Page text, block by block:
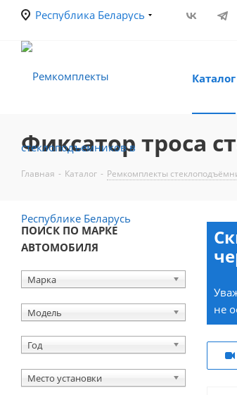
Республика Беларусь
Каталог
Фиксатор троса
Главная - Каталог - Ремкомплекты
ПОИСК ПО МАРКЕ
АВТОМОБИЛЯ
Марка
Модель
Год
Место установки
не